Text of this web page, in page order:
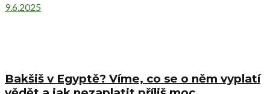
9.6.2025
Bakšiš v Egyptě? Víme, co se o něm vyplatí